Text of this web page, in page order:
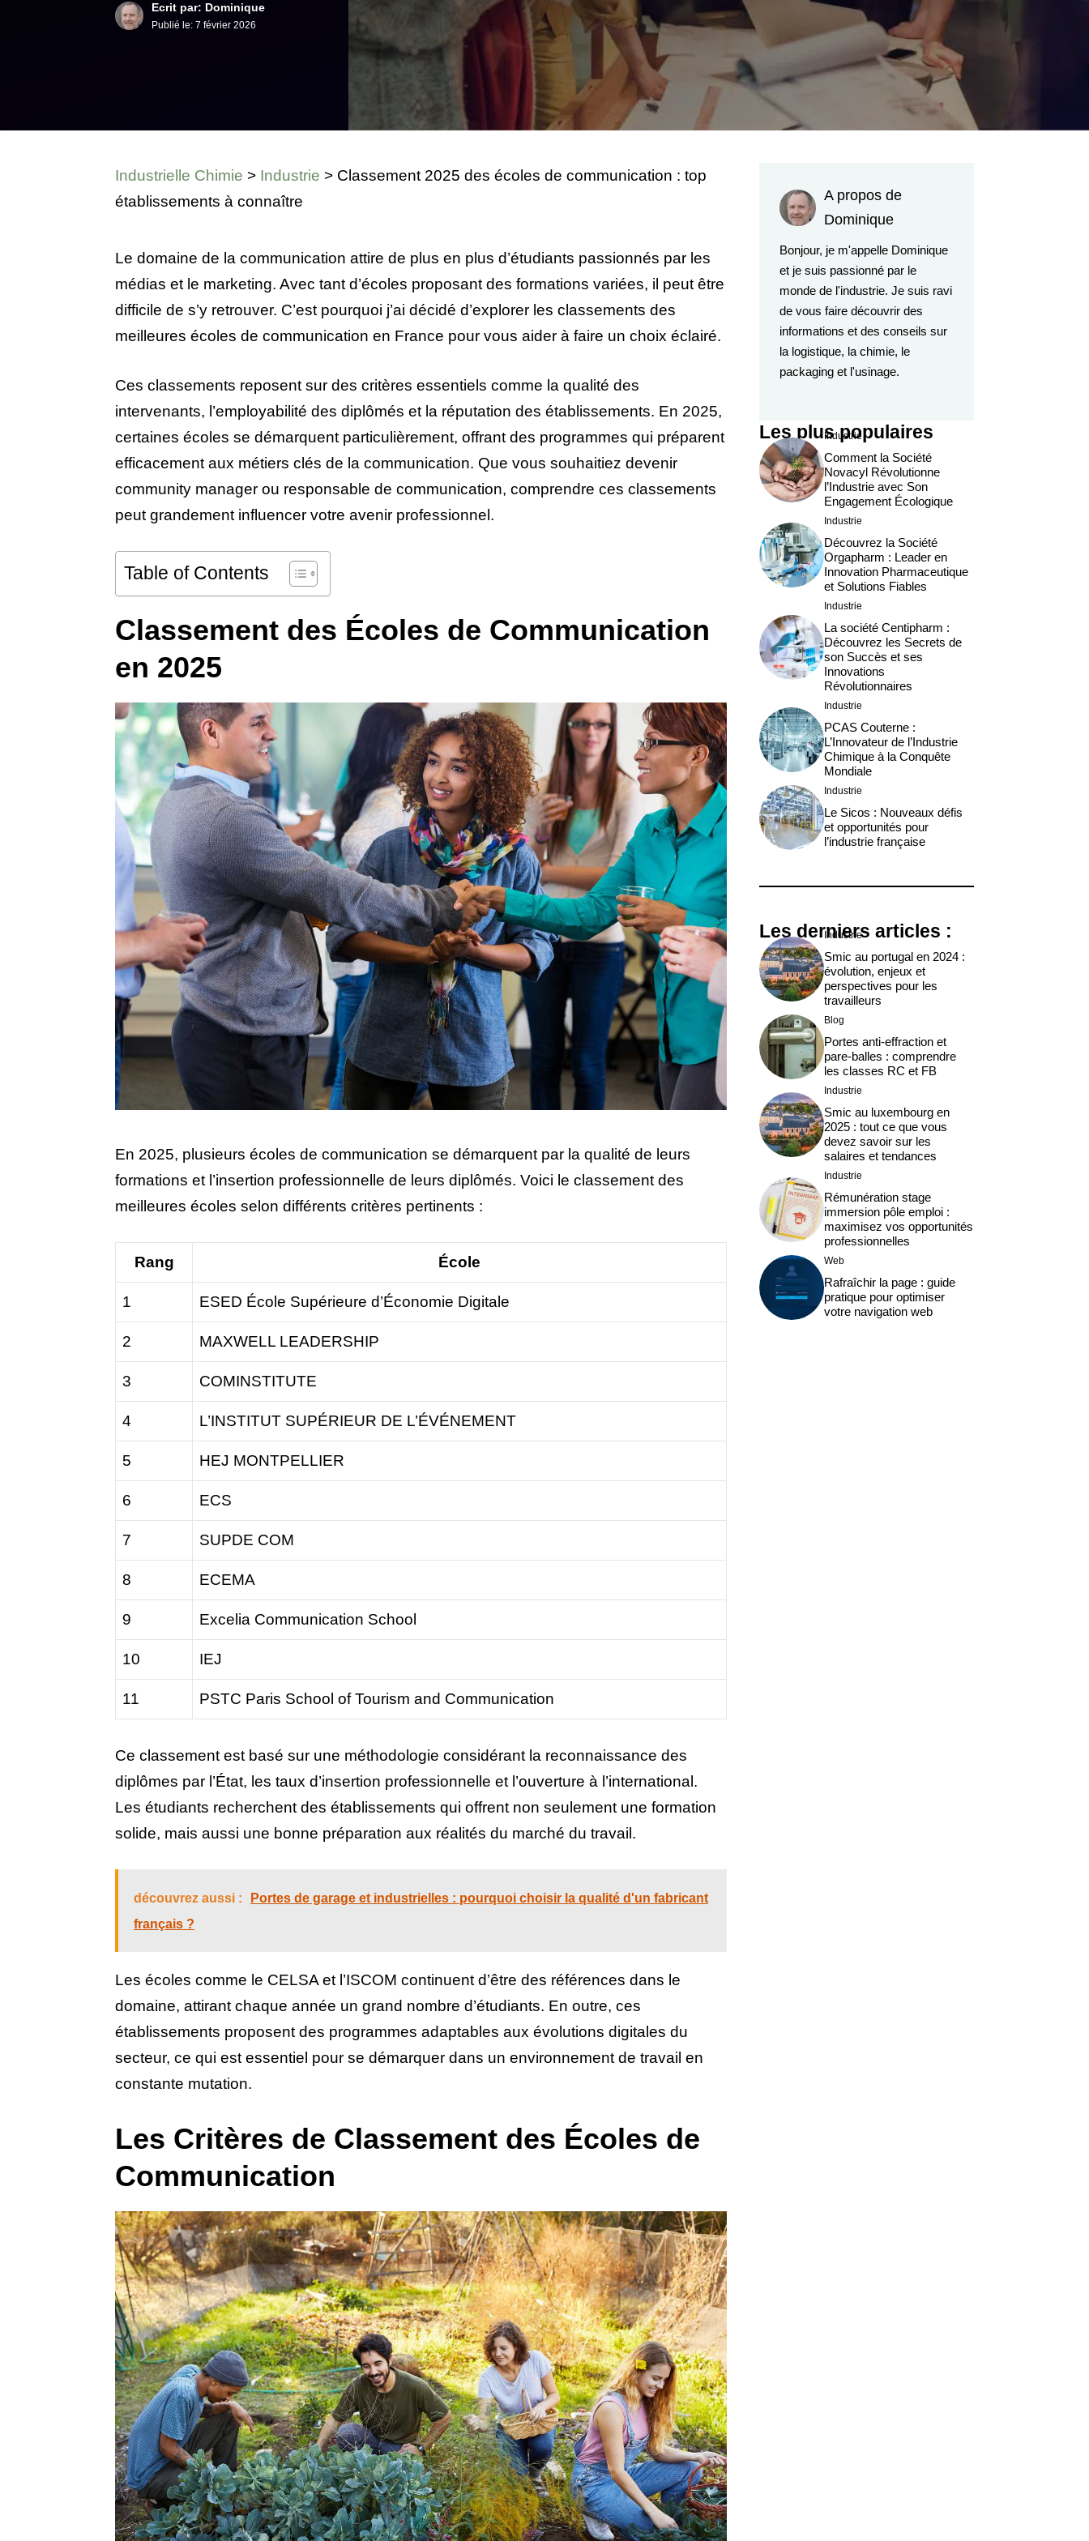
Ecrit par: Dominique
Publié le: 7 février 2026
Industrielle Chimie > Industrie > Classement 2025 des écoles de communication : top
établissements à connaître
Le domaine de la communication attire de plus en plus d’étudiants passionnés par les
médias et le marketing. Avec tant d’écoles proposant des formations variées, il peut être
difficile de s’y retrouver. C’est pourquoi j’ai décidé d’explorer les classements des
meilleures écoles de communication en France pour vous aider à faire un choix éclairé.
Ces classements reposent sur des critères essentiels comme la qualité des
intervenants, l’employabilité des diplômés et la réputation des établissements. En 2025,
certaines écoles se démarquent particulièrement, offrant des programmes qui préparent
efficacement aux métiers clés de la communication. Que vous souhaitiez devenir
community manager ou responsable de communication, comprendre ces classements
peut grandement influencer votre avenir professionnel.
Table of Contents
Classement des Écoles de Communication
en 2025
En 2025, plusieurs écoles de communication se démarquent par la qualité de leurs
formations et l’insertion professionnelle de leurs diplômés. Voici le classement des
meilleures écoles selon différents critères pertinents :
Rang École
1 ESED École Supérieure d’Économie Digitale
2 MAXWELL LEADERSHIP
3 COMINSTITUTE
4 L’INSTITUT SUPÉRIEUR DE L’ÉVÉNEMENT
5 HEJ MONTPELLIER
6 ECS
7 SUPDE COM
8 ECEMA
9 Excelia Communication School
10 IEJ
11 PSTC Paris School of Tourism and Communication
Ce classement est basé sur une méthodologie considérant la reconnaissance des
diplômes par l’État, les taux d’insertion professionnelle et l’ouverture à l’international.
Les étudiants recherchent des établissements qui offrent non seulement une formation
solide, mais aussi une bonne préparation aux réalités du marché du travail.
découvrez aussi :
Portes de garage et industrielles : pourquoi choisir la qualité d'un fabricant
français ?
Les écoles comme le CELSA et l’ISCOM continuent d’être des références dans le
domaine, attirant chaque année un grand nombre d’étudiants. En outre, ces
établissements proposent des programmes adaptables aux évolutions digitales du
secteur, ce qui est essentiel pour se démarquer dans un environnement de travail en
constante mutation.
Les Critères de Classement des Écoles de
Communication
A propos de
Dominique
Bonjour, je m'appelle Dominique
et je suis passionné par le
monde de l'industrie. Je suis ravi
de vous faire découvrir des
informations et des conseils sur
la logistique, la chimie, le
packaging et l'usinage.
Les plus populaires
Industrie
Comment la Société
Novacyl Révolutionne
l’Industrie avec Son
Engagement Écologique
Industrie
Découvrez la Société
Orgapharm : Leader en
Innovation Pharmaceutique
et Solutions Fiables
Industrie
La société Centipharm :
Découvrez les Secrets de
son Succès et ses
Innovations
Révolutionnaires
Industrie
PCAS Couterne :
L’Innovateur de l’Industrie
Chimique à la Conquête
Mondiale
Industrie
Le Sicos : Nouveaux défis
et opportunités pour
l’industrie française
Les derniers articles :
Industrie
Smic au portugal en 2024 :
évolution, enjeux et
perspectives pour les
travailleurs
Blog
Portes anti-effraction et
pare-balles : comprendre
les classes RC et FB
Industrie
Smic au luxembourg en
2025 : tout ce que vous
devez savoir sur les
salaires et tendances
Industrie
Rémunération stage
immersion pôle emploi :
maximisez vos opportunités
professionnelles
Web
Rafraîchir la page : guide
pratique pour optimiser
votre navigation web